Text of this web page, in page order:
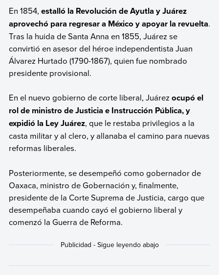
En 1854, estalló la Revolución de Ayutla y Juárez
aprovechó para regresar a México y apoyar la revuelta.
Tras la huida de Santa Anna en 1855, Juárez se
convirtió en asesor del héroe independentista Juan
Álvarez Hurtado (1790-1867), quien fue nombrado
presidente provisional.
En el nuevo gobierno de corte liberal, Juárez ocupó el
rol de ministro de Justicia e Instrucción Pública, y
expidió la Ley Juárez, que le restaba privilegios a la
casta militar y al clero, y allanaba el camino para nuevas
reformas liberales.
Posteriormente, se desempeñó como gobernador de
Oaxaca, ministro de Gobernación y, finalmente,
presidente de la Corte Suprema de Justicia, cargo que
desempeñaba cuando cayó el gobierno liberal y
comenzó la Guerra de Reforma.